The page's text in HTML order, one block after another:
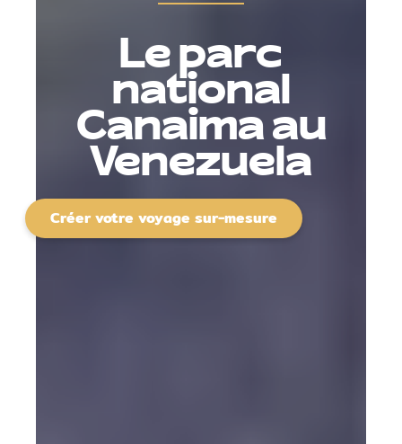
Le parc
national
Canaima au
Venezuela
Créer votre voyage sur-mesure